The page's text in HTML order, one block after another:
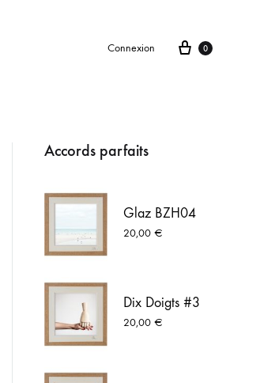
Connexion Panier
0
Accords parfaits
Glaz BZH04
20,00€
Dix Doigts #3
20,00€